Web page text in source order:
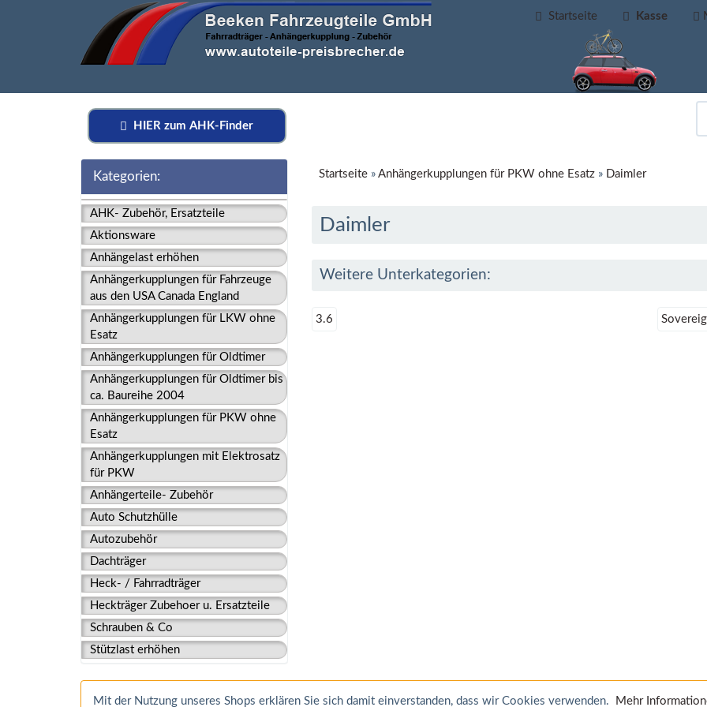
Startseite Kasse
HIER zum AHK-Finder
Kategorien:
AHK- Zubehör, Ersatzteile
Aktionsware
Anhängelast erhöhen
Anhängerkupplungen für Fahrzeuge
aus den USA Canada England
Anhängerkupplungen für LKW ohne
Esatz
Anhängerkupplungen für Oldtimer
Anhängerkupplungen für Oldtimer bis
ca. Baureihe 2004
Anhängerkupplungen für PKW ohne
Esatz
Anhängerkupplungen mit Elektrosatz
für PKW
Anhängerteile- Zubehör
Auto Schutzhülle
Autozubehör
Dachträger
Heck- / Fahrradträger
Heckträger Zubehoer u. Ersatzteile
Schrauben & Co
Stützlast erhöhen
Startseite» Anhängerkupplungen für PKW ohne Esatz» Daimler
Daimler
Weitere Unterkategorien:
3.6
Mit der Nutzung unseres Shops erklären Sie sich damit einverstanden, dass wir Cookies verwenden. Mehr